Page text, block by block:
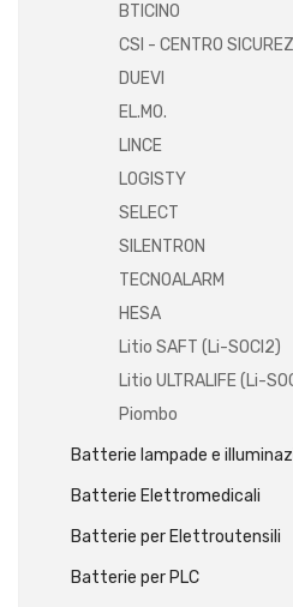
BTICINO
CSI - CENTRO
DUEVI
EL.MO.
LINCE
LOGISTY
SELECT
SILENTRON
TECNOALARM
HESA
Litio SAFT (Li-SOCI2)
Litio ULTRALIFE (Li-
Piombo
Batterie lampade e
Batterie Elettromedicali
Batterie per Elettroutensili
Batterie per PLC